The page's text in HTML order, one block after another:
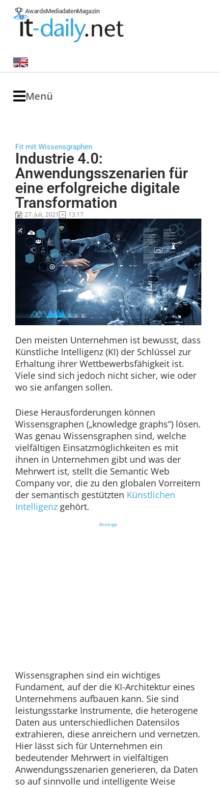
AwardsMediadatenMagazin
Menü
Fit mit Wissensgraphen
Industrie 4.0:
Anwendungsszenarien für
eine erfolgreiche digitale
Transformation
27. Juli, 2021 13:17
Den meisten Unternehmen ist bewusst, dass
Künstliche Intelligenz (KI) der Schlüssel zur
Erhaltung ihrer Wettbewerbsfähigkeit ist.
Viele sind sich jedoch nicht sicher, wie oder
wo sie anfangen sollen.
Diese Herausforderungen können
Wissensgraphen („knowledge graphs“) lösen.
Was genau Wissensgraphen sind, welche
vielfältigen Einsatzmöglichkeiten es mit
ihnen in Unternehmen gibt und was der
Mehrwert ist, stellt die Semantic Web
Company vor, die zu den globalen Vorreitern
der semantisch gestützten Künstlichen
Intelligenzgehört.
Anzeige
Wissensgraphen sind ein wichtiges
Fundament, auf der die KI-Architektur eines
Unternehmens aufbauen kann. Sie sind
leistungsstarke Instrumente, die heterogene
Daten aus unterschiedlichen Datensilos
extrahieren, diese anreichern und vernetzen.
Hier lässt sich für Unternehmen ein
bedeutender Mehrwert in vielfältigen
Anwendungsszenarien generieren, da Daten
so auf sinnvolle und intelligente Weise